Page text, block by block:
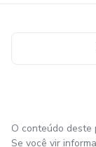
O conteúdo deste
Se você vir